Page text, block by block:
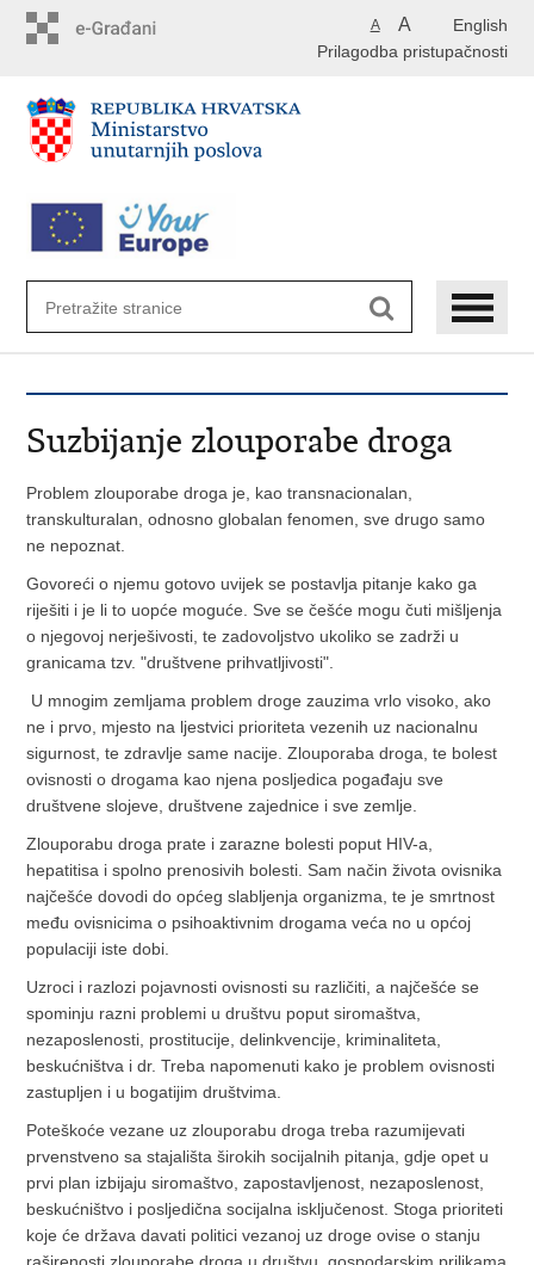
English
A A
Prilagodba pristupačnosti
Suzbijanje zlouporabe droga
Problem zlouporabe droga je, kao transnacionalan,
transkulturalan, odnosno globalan fenomen, sve drugo samo
ne nepoznat.
Govoreći o njemu gotovo uvijek se postavlja pitanje kako ga
riješiti i je li to uopće moguće. Sve se češće mogu čuti mišljenja
o njegovoj nerješivosti, te zadovoljstvo ukoliko se zadrži u
granicama tzv. "društvene prihvatljivosti".
U mnogim zemljama problem droge zauzima vrlo visoko, ako
ne i prvo, mjesto na ljestvici prioriteta vezenih uz nacionalnu
sigurnost, te zdravlje same nacije. Zlouporaba droga, te bolest
ovisnosti o drogama kao njena posljedica pogađaju sve
društvene slojeve, društvene zajednice i sve zemlje.
Zlouporabu droga prate i zarazne bolesti poput HIV-a,
hepatitisa i spolno prenosivih bolesti. Sam način života ovisnika
najčešće dovodi do općeg slabljenja organizma, te je smrtnost
među ovisnicima o psihoaktivnim drogama veća no u općoj
populaciji iste dobi.
Uzroci i razlozi pojavnosti ovisnosti su različiti, a najčešće se
spominju razni problemi u društvu poput siromaštva,
nezaposlenosti, prostitucije, delinkvencije, kriminaliteta,
beskućništva i dr. Treba napomenuti kako je problem ovisnosti
zastupljen i u bogatijim društvima.
Poteškoće vezane uz zlouporabu droga treba razumijevati
prvenstveno sa stajališta širokih socijalnih pitanja, gdje opet u
prvi plan izbijaju siromaštvo, zapostavljenost, nezaposlenost,
beskućništvo i posljedična socijalna isključenost. Stoga prioriteti
koje će država davati politici vezanoj uz droge ovise o stanju